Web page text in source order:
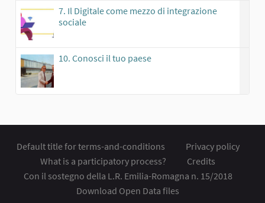
7. Il Digitale come mezzo di integrazione
sociale
10. Conosci il tuo paese
Default title for terms-and-conditions
Privacy policy
What is a participatory process?
Credits
Con il sostegno della L.R. Emilia-Romagna n. 15/2018
Download Open Data files